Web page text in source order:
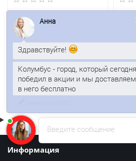
75р. /пог.м
В корзину
Быстрый заказ
Информация
Введите сообщение
Здравствуйте!
Колумбус - город, который сегодня
победил в акции и мы доставляем
в него бесплатно